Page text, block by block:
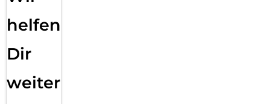
helfen
Dir
weiter